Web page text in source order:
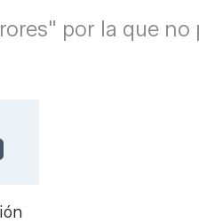
por la que no